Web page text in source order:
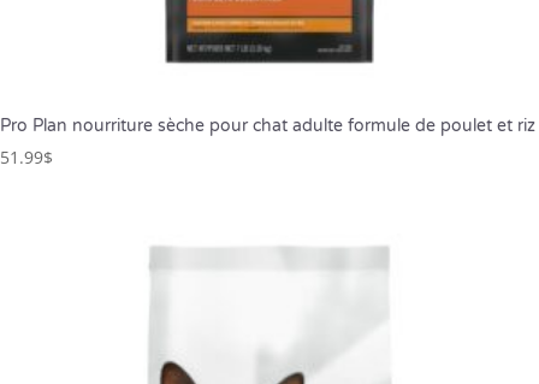
Pro Plan nourriture sèche pour chat adulte formule de poulet et riz
51.99$